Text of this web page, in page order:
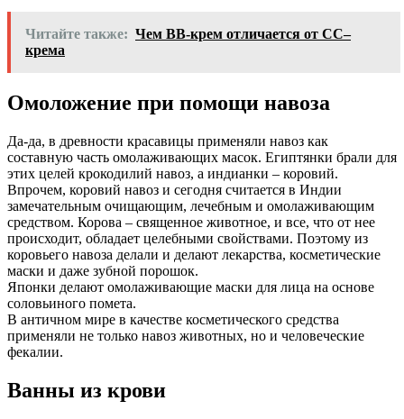
Читайте также: Чем BB-крем отличается от CС–
крема
Омоложение при помощи навоза
Да-да, в древности красавицы применяли навоз как
составную часть омолаживающих масок. Египтянки брали для
этих целей крокодилий навоз, а индианки – коровий.
Впрочем, коровий навоз и сегодня считается в Индии
замечательным очищающим, лечебным и омолаживающим
средством. Корова – священное животное, и все, что от нее
происходит, обладает целебными свойствами. Поэтому из
коровьего навоза делали и делают лекарства, косметические
маски и даже зубной порошок.
Японки делают омолаживающие маски для лица на основе
соловьиного помета.
В античном мире в качестве косметического средства
применяли не только навоз животных, но и человеческие
фекалии.
Ванны из крови